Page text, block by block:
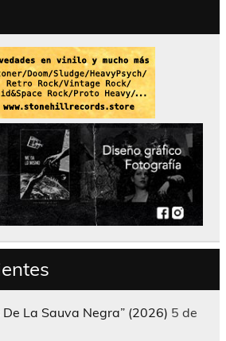
De La Sauva Negra” (2026) 5 de